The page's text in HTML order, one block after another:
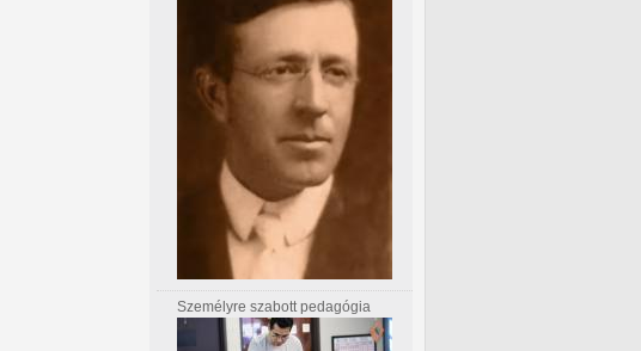
Személyre szabott pedagógia